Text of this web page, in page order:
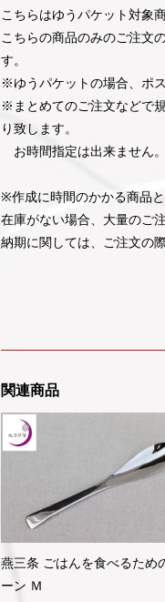
こちらはゆうパケット対象商
こちらの商品のみのご注文
す。
※ゆうパケットの場合、ポ
※まとめてのご注文などで
り致します。
お時間指定は出来ません。
※作成に時間のかかる商品と
在庫がない場合、大量のご
納期に関しては、ご注文の
関連商品
燕三条 ごはんを食べるため
ーン Ｍ